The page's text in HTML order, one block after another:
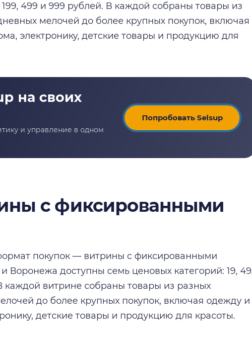
199, 499 и 999 рублей. В каждой собраны товары из
мелочей до более крупных покупок, включая
электронику, детские товары и продукцию для
Попробовать Selsup
с фиксированными
покупок — витрины с фиксированными
Воронежа доступны семь ценовых категорий: 19,
каждой витрине собраны товары из разных
до более крупных покупок, включая одежду и
детские товары и продукцию для красоты.